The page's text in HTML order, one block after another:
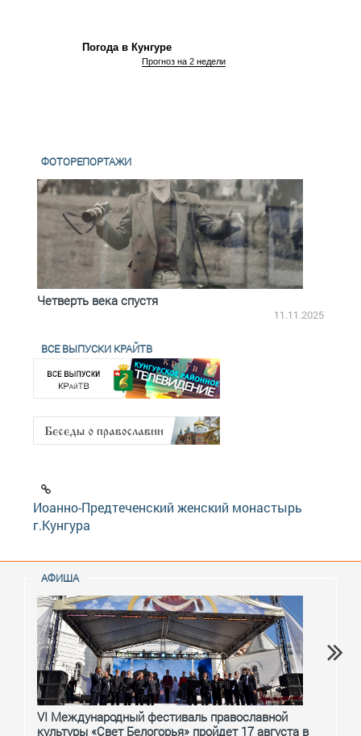
Погода в Кунгуре
Прогноз на 2 недели
ФОТОРЕПОРТАЖИ
Четверть века спустя
11.11.2025
ВСЕ ВЫПУСКИ КРАЙТВ
Иоанно-Предтеченский женский монастырь
г.Кунгура
АФИША
VI Международный фестиваль православной
культуры «Свет Белогорья» пройдет 17 августа в